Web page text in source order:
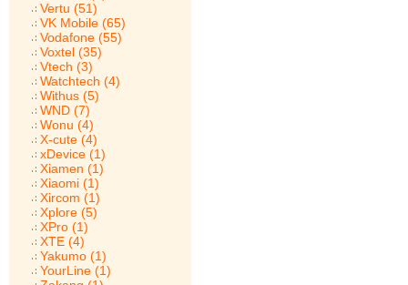
Vertu (51)
VK Mobile (65)
Vodafone (55)
Voxtel (35)
Vtech (3)
Watchtech (4)
Withus (5)
WND (7)
Wonu (4)
X-cute (4)
xDevice (1)
Xiamen (1)
Xiaomi (1)
Xircom (1)
Xplore (5)
XPro (1)
XTE (4)
Yakumo (1)
YourLine (1)